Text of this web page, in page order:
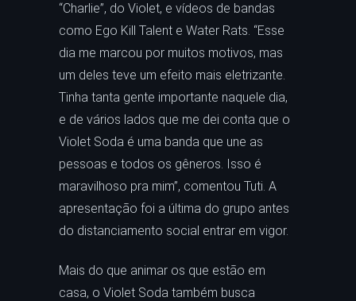
“Charlie”, do Violet, e vídeos de bandas
como Ego Kill Talent e Water Rats. “Esse
dia me marcou por muitos motivos, mas
um deles teve um efeito mais eletrizante.
Tinha tanta gente importante naquele dia,
e de vários lados que me dei conta que o
Violet Soda é uma banda que une as
pessoas e todos os gêneros. Isso é
maravilhoso pra mim”, comentou Tuti. A
apresentação foi a última do grupo antes
do distanciamento social entrar em vigor.
Mais do que animar os que estão em
casa, o Violet Soda também busca